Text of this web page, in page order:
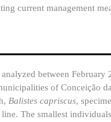
current management
between
of Conceição
Balistes capriscus,
The smallest